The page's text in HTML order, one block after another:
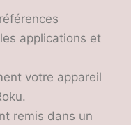
applications et
votre appareil
remis dans un